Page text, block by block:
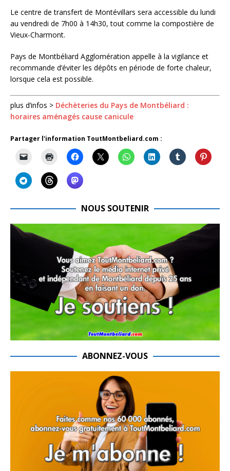
Le centre de transfert de Montévillars sera accessible du lundi
au vendredi de 7h00 à 14h30, tout comme la compostière de
Vieux-Charmont.
Pays de Montbéliard Agglomération appelle à la vigilance et
recommande d’éviter les dépôts en période de forte chaleur,
lorsque cela est possible.
plus d’infos > Déchèteries du Pays de Montbéliard :
horaires aménagés cause canicule
Partager l'information ToutMontbeliard.com :
NOUS SOUTENIR
ABONNEZ-VOUS